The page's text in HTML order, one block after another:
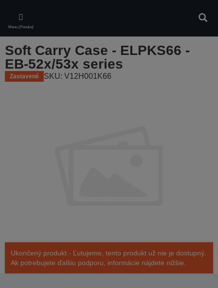
main
content
Menu (Ponuka)
Soft Carry Case - ELPKS66 -
EB-52x/53x series
Zastavené SKU: V12H001K66
Ukončený produkt - Ľutujeme, tento produkt už nie je dostupný.
Ak potrebujete ďalšiu podporu, informácie nájdete nižšie.